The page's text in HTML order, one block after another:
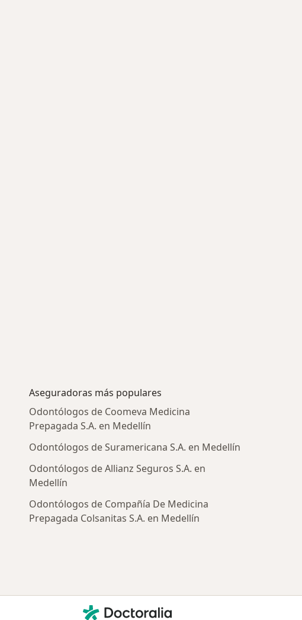
Aseguradoras más populares
Odontólogos de Coomeva Medicina
Prepagada S.A. en Medellín
Odontólogos de Suramericana S.A. en Medellín
Odontólogos de Allianz Seguros S.A. en
Medellín
Odontólogos de Compañía De Medicina
Prepagada Colsanitas S.A. en Medellín
Contacto
Doctoralia - Página de inicio